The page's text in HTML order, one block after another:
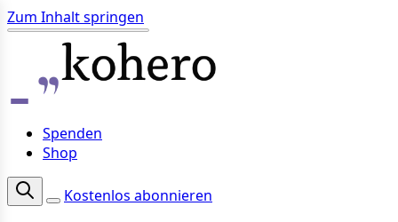
Zum Inhalt springen
Spenden
Shop
Kostenlos abonnieren